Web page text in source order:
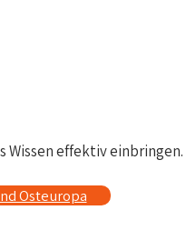
Wissen effektiv einbringen.
Osteuropa